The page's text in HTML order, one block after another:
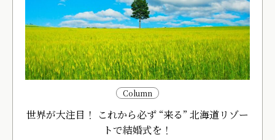
Column
世界が大注目！ これから必ず “来る” 北海道リゾー
トで結婚式を！